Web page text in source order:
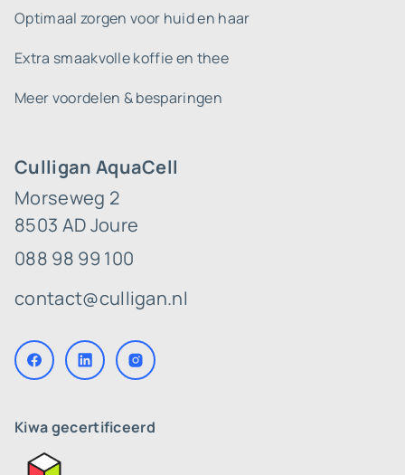
Culligan AquaCell
Morseweg 2
8503 AD Joure
088 98 99 100
contact@culligan.nl
Kiwa gecertificeerd
Optimaal zorgen voor huid en haar
Extra smaakvolle koffie en thee
Meer voordelen & besparingen